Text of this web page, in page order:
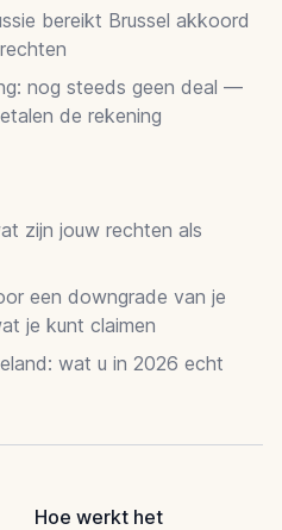
bereikt Brussel akkoord
nog steeds geen deal —
de rekening
zijn jouw rechten als
een downgrade van je
je kunt claimen
wat u in 2026 echt
Hoe werkt het